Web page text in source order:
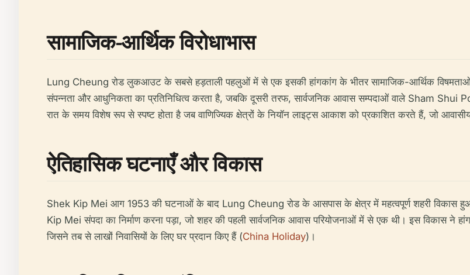
सामाजिक-आर्थिक विरोधाभास
Lung Cheung रोड लुकआउट के सबसे हड़ताली पहलुओं में से एक इसकी हांगकांग के भीतर सामाजिक-आर्थिक विषमताओं
संपन्नता और आधुनिकता का प्रतिनिधित्व करता है, जबकि दूसरी तरफ, सार्वजनिक आवास सम्पदाओं वाले Sham Shui Po
रात के समय विशेष रूप से स्पष्ट होता है जब वाणिज्यिक क्षेत्रों के नियॉन लाइट्स आकाश को प्रकाशित करते हैं, जो
ऐतिहासिक घटनाएँ और विकास
Shek Kip Mei आग 1953 की घटनाओं के बाद Lung Cheung रोड के आसपास के क्षेत्र में महत्वपूर्ण शहरी विकास
Kip Mei संपदा का निर्माण करना पड़ा, जो शहर की पहली सार्वजनिक आवास परियोजनाओं में से एक थी। इस विकास ने
जिसने तब से लाखों निवासियों के लिए घर प्रदान किए हैं (China Holiday)।